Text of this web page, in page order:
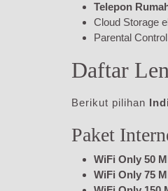
Telepon
Cloud Storage
Parental
Daftar
Berikut pilihan
Paket
WiFi Only 50
WiFi Only 75